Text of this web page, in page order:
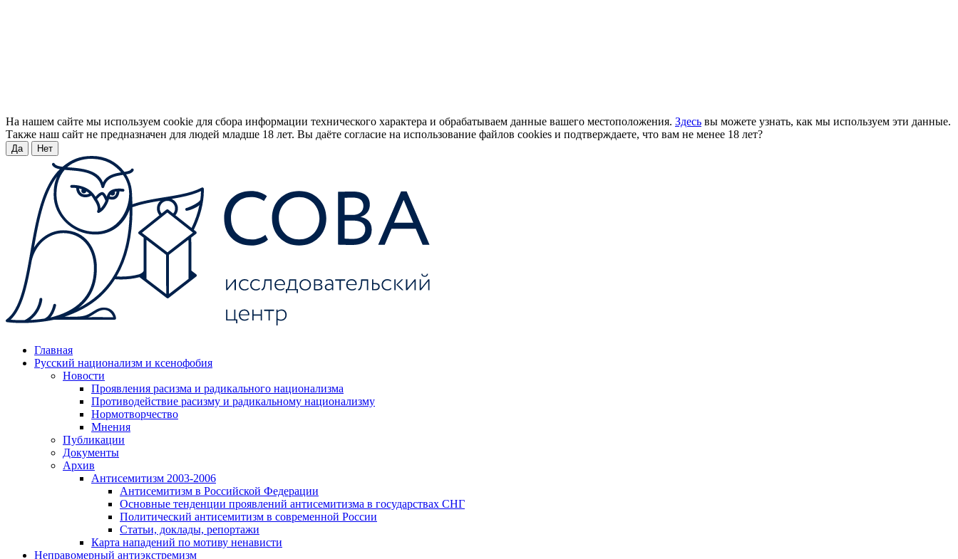
На нашем сайте мы используем cookie для сбора информации технического характера и обрабатываем данные вашего местоположения. Здесь вы можете узнать, как мы используем эти данные.
Также наш сайт не предназначен для людей младше 18 лет. Вы даёте согласие на использование файлов cookies и подтверждаете, что вам не менее 18 лет?
Да Нет
Главная
Русский национализм и ксенофобия
Новости
Проявления расизма и радикального национализма
Противодействие расизму и радикальному национализму
Нормотворчество
Мнения
Публикации
Документы
Архив
Антисемитизм 2003-2006
Антисемитизм в Российской Федерации
Основные тенденции проявлений антисемитизма в государствах СНГ
Политический антисемитизм в современной России
Статьи, доклады, репортажи
Карта нападений по мотиву ненависти
Неправомерный антиэкстремизм